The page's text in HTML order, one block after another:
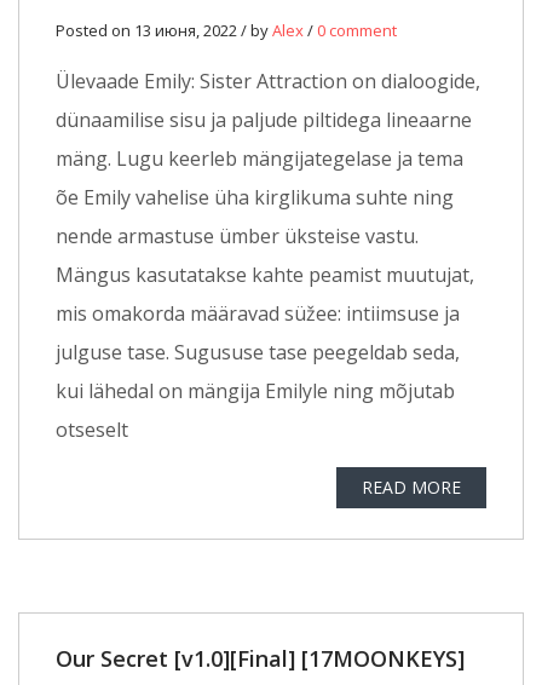
Posted on 13 июня, 2022 / byAlex/ 0 comment
Ülevaade Emily: Sister Attraction on dialoogide,
dünaamilise sisu ja paljude piltidega lineaarne
mäng. Lugu keerleb mängijategelase ja tema
õe Emily vahelise üha kirglikuma suhte ning
nende armastuse ümber üksteise vastu.
Mängus kasutatakse kahte peamist muutujat,
mis omakorda määravad süžee: intiimsuse ja
julguse tase. Sugususe tase peegeldab seda,
kui lähedal on mängija Emilyle ning mõjutab
otseselt
READ MORE
Our Secret [v1.0][Final] [17MOONKEYS]